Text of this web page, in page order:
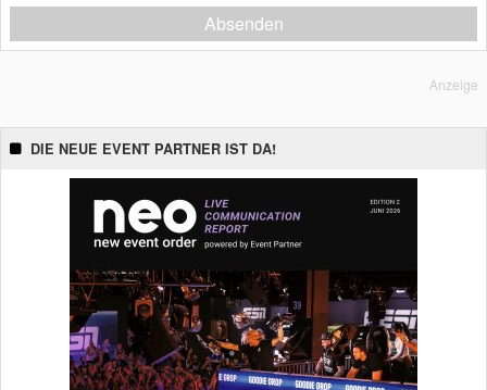
Absenden
Anzeige
DIE NEUE EVENT PARTNER IST DA!